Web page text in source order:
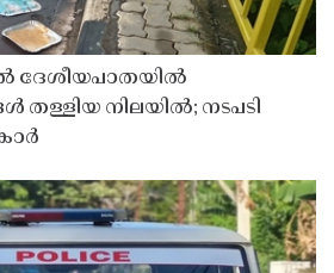
ദേശീയപാതയിൽ
തള്ളിയ നിലയിൽ; നടപടി